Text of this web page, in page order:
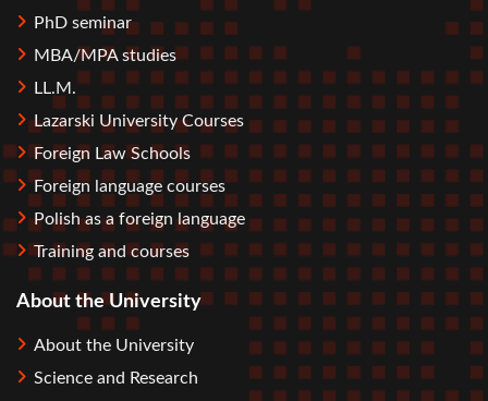
PhD seminar
MBA/MPA studies
LL.M.
Lazarski University Courses
Foreign Law Schools
Foreign language courses
Polish as a foreign language
Training and courses
About the University
About the University
Science and Research